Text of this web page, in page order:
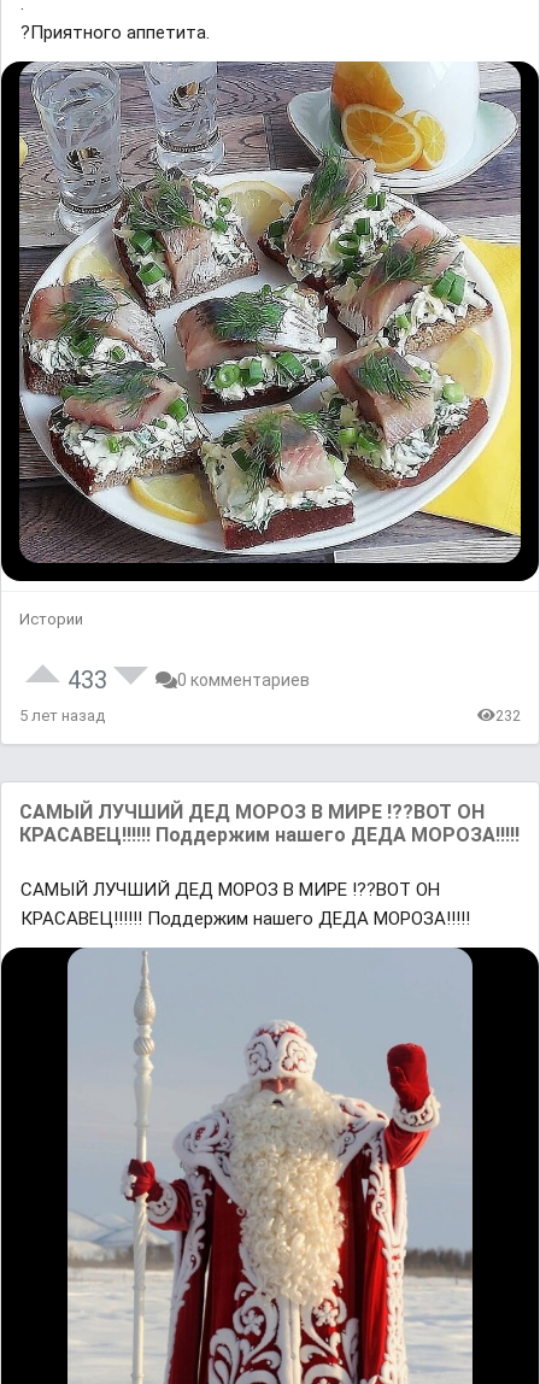
?Приятного аппетита.
Истории
433 0 комментариев
5 лет назад 232
САМЫЙ ЛУЧШИЙ ДЕД МОРОЗ В МИРЕ !??ВОТ ОН
КРАСАВЕЦ!!!!!! Поддержим нашего ДЕДА МОРОЗА!!!!!
САМЫЙ ЛУЧШИЙ ДЕД МОРОЗ В МИРЕ !??ВОТ ОН
КРАСАВЕЦ!!!!!! Поддержим нашего ДЕДА МОРОЗА!!!!!